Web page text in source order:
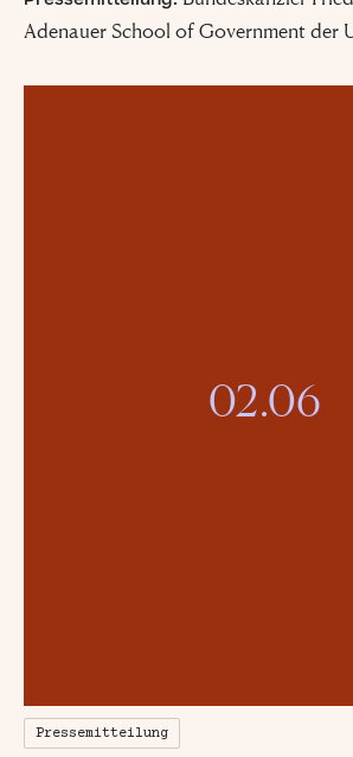
Adenauer School of Government der
02.06
Pressemitteilung